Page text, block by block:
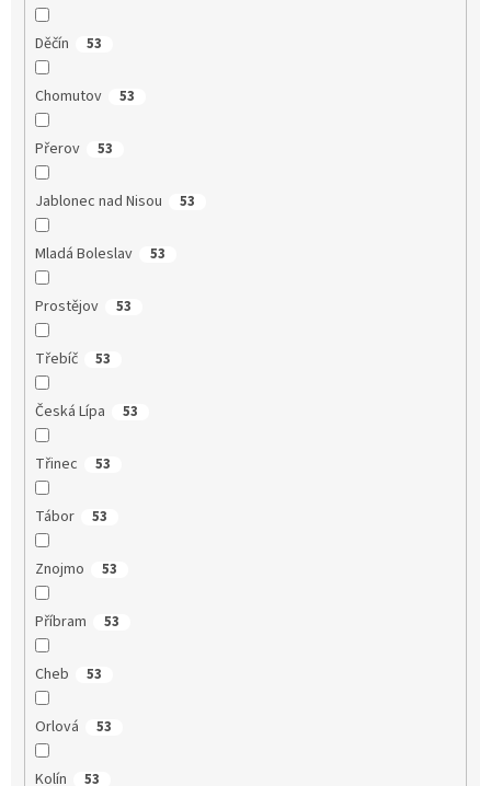
Děčín 53
Chomutov 53
Přerov 53
Jablonec nad Nisou 53
Mladá Boleslav 53
Prostějov 53
Třebíč 53
Česká Lípa 53
Třinec 53
Tábor 53
Znojmo 53
Příbram 53
Cheb 53
Orlová 53
Kolín 53